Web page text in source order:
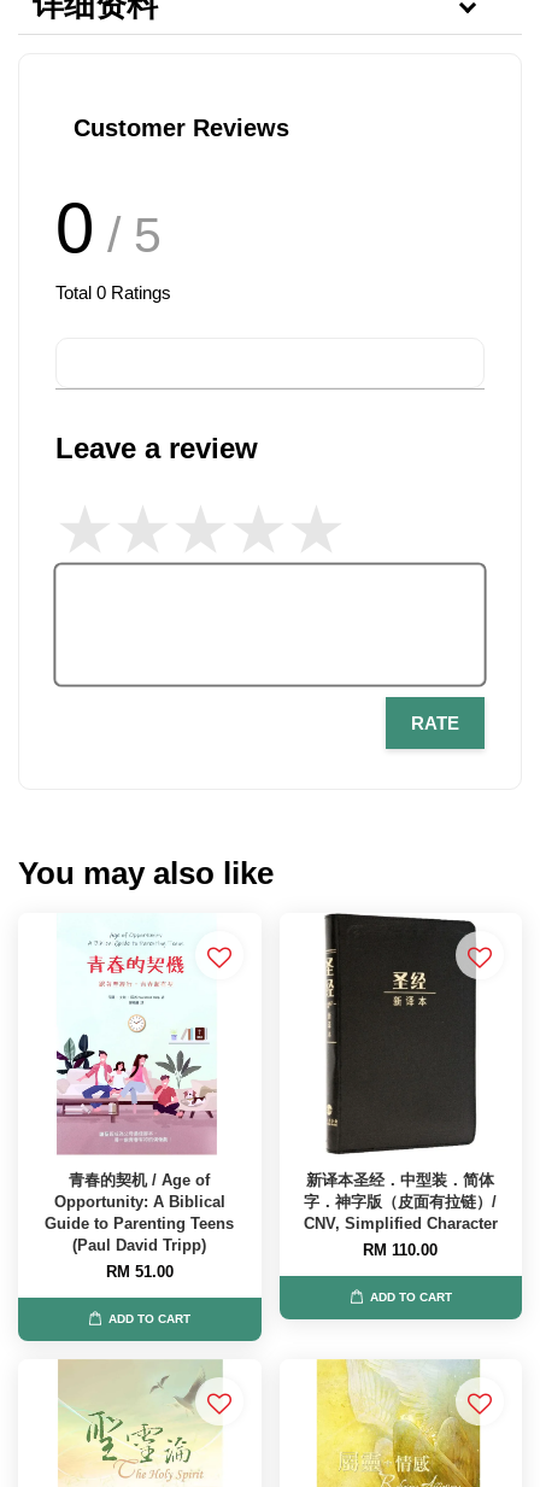
Customer Reviews
0 / 5
Total 0 Ratings
Leave a review
RATE
You may also like
青春的契机 / Age of
Opportunity: A Biblical
Guide to Parenting Teens
(Paul David Tripp)
RM 51.00
ADD TO CART
新译本圣经．中型装．简体
字．神字版（皮面有拉链）/
CNV, Simplified Character
RM 110.00
ADD TO CART